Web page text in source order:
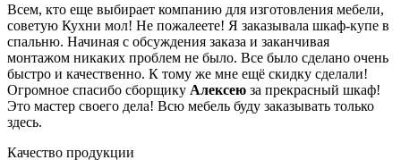
Всем, кто еще выбирает компанию для изготовления мебели,
советую Кухни мол! Не пожалеете! Я заказывала шкаф-купе в
спальню. Начиная с обсуждения заказа и заканчивая
монтажом никаких проблем не было. Все было сделано очень
быстро и качественно. К тому же мне ещё скидку сделали!
Огромное спасибо сборщику Алексею за прекрасный шкаф!
Это мастер своего дела! Всю мебель буду заказывать только
здесь.
Качество продукции